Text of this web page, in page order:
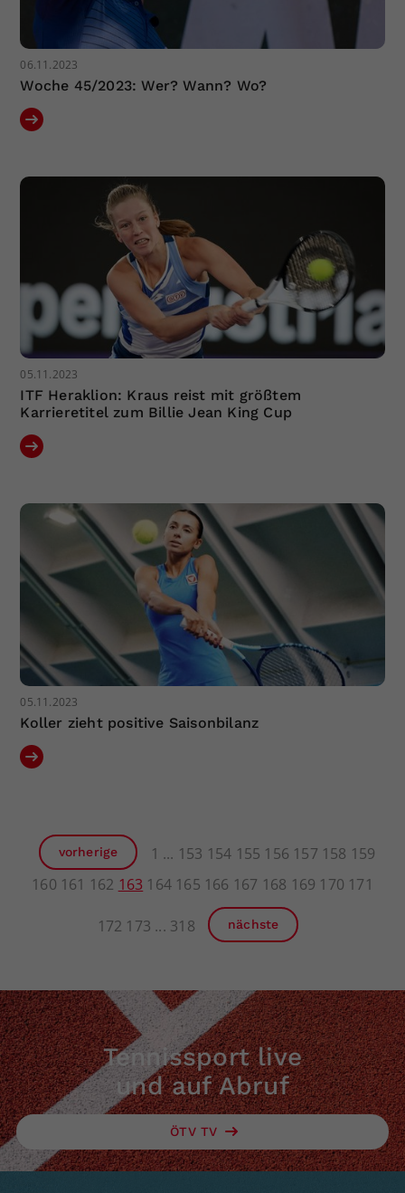
06.11.2023
Woche 45/2023: Wer? Wann? Wo?
05.11.2023
ITF Heraklion: Kraus reist mit größtem
Karrieretitel zum Billie Jean King Cup
05.11.2023
Koller zieht positive Saisonbilanz
vorherige 1 153 154 155 156 157 158 159
160 161 162 163 164 165 166 167 168 169 170 171
172 173 318 nächste
Tennissport live
und auf Abruf
ÖTV TV